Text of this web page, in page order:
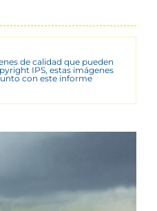
de calidad que pueden
IPS, estas imágenes
con este informe